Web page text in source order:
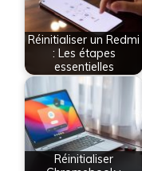
Réinitialiser un Redmi
: Les étapes
essentielles
Réinitialiser